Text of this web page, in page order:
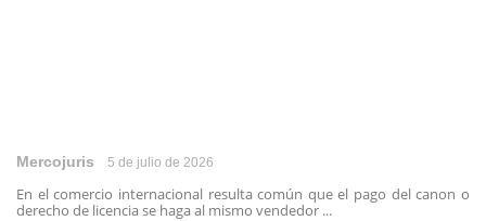
Mercojuris 5 de julio de 2026
En el comercio internacional resulta común que el pago del canon o
derecho de licencia se haga al mismo vendedor ...